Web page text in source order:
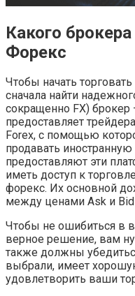
Какого
Форекс
Чтобы начать
сначала найти
сокращенно FX) брокер
предоставляет
Forex, с помощью
продавать
предоставляют эти
иметь доступ к
форекс. Их основной
между ценами Ask и
Чтобы не ошибиться в
верное решение, вам
также должны
выбрали, имеет
удовлетворить ваши